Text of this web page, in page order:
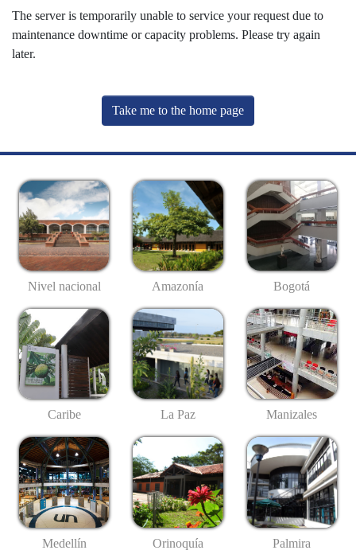
The server is temporarily unable to service your request due to
maintenance downtime or capacity problems. Please try again
later.
Take me to the home page
Nivel nacional Amazonía Bogotá
Caribe La Paz Manizales
Medellín Orinoquía Palmira